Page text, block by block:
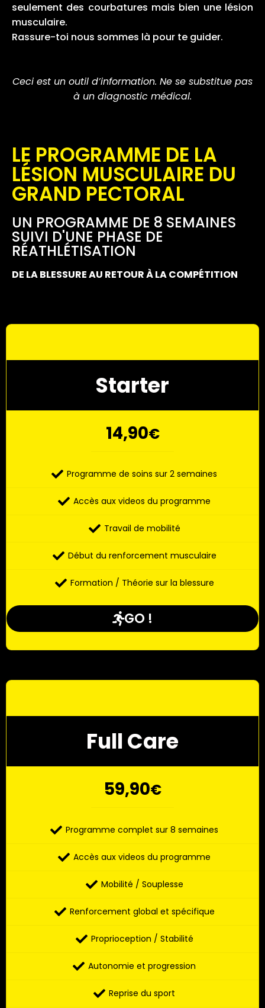
seulement des courbatures mais bien une lésion
musculaire.
Rassure-toi nous sommes là pour te guider.
Ceci est un outil d’information. Ne se substitue pas
à un diagnostic médical.
LE PROGRAMME DE LA
LÉSION MUSCULAIRE DU
GRAND PECTORAL
UN PROGRAMME DE 8 SEMAINES
SUIVI D'UNE PHASE DE
RÉATHLÉTISATION
DE LA BLESSURE AU RETOUR À LA COMPÉTITION
Starter
14,90€
Programme de soins sur 2 semaines
Accès aux videos du programme
Travail de mobilité
Début du renforcement musculaire
Formation / Théorie sur la blessure
GO !
Full Care
59,90€
Programme complet sur 8 semaines
Accès aux videos du programme
Mobilité / Souplesse
Renforcement global et spécifique
Proprioception / Stabilité
Autonomie et progression
Reprise du sport